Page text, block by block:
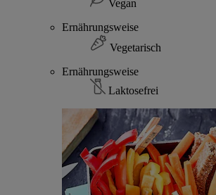
Vegan
Ernährungsweise
Vegetarisch
Ernährungsweise
Laktosefrei